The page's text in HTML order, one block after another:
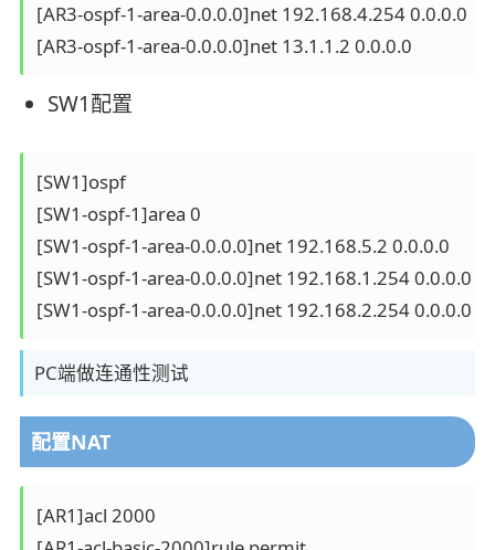
[AR3-ospf-1-area-0.0.0.0]net 192.168.4.254 0.0.0.0
SW1配置
[SW1]ospf
[SW1-ospf-1]area 0
[SW1-ospf-1-area-0.0.0.0]net 192.168.5.2 0.0.0.0
[SW1-ospf-1-area-0.0.0.0]net 192.168.1.254 0.0.0.0
PC端做连通性测试
配置NAT
[AR1]acl 2000